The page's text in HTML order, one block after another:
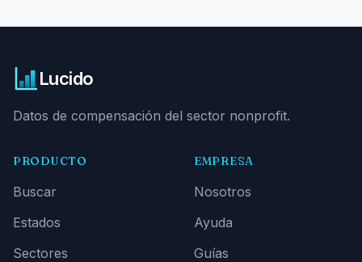
Lucido
Datos de compensación del sector nonprofit.
PRODUCTO
Buscar
Estados
Sectores
EMPRESA
Nosotros
Ayuda
Guías